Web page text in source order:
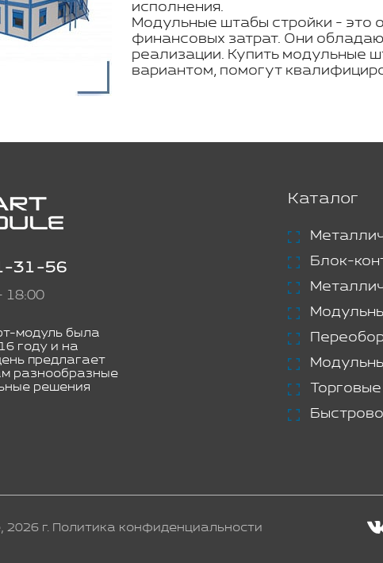
исполнения.
Модульные штабы стройки - это
финансовых затрат. Они
реализации. Купить модульные
вариантом, помогут
31-56
18:00
модуль была
году и на
предлагает
разнообразные
решения
Каталог
Блок-
2026 г. Политика конфиденциальности